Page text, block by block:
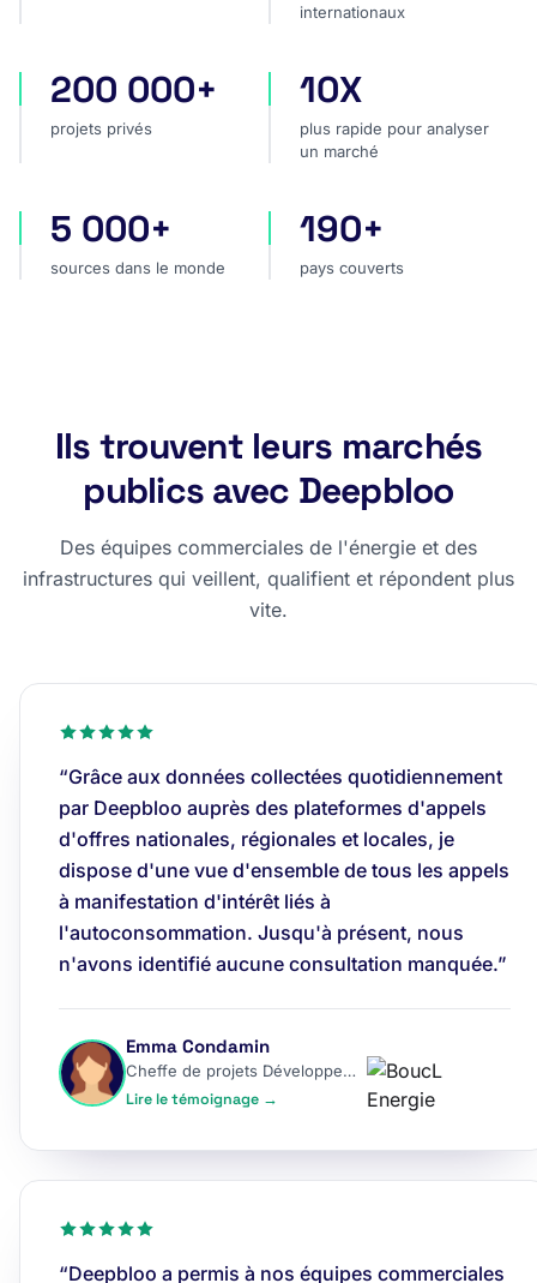
internationaux
projets privés
200 000+
projets privés
plus rapide pour analyser
10X
plus rapide pour analyser
un marché
sources dans le monde
5 000+
sources dans le monde
pays couverts
190+
pays couverts
Ils trouvent leurs marchés
publics avec Deepbloo
Des équipes commerciales de l'énergie et des
infrastructures qui veillent, qualifient et répondent plus
vite.
“Grâce aux données collectées quotidiennement
par Deepbloo auprès des plateformes d'appels
d'offres nationales, régionales et locales, je
dispose d'une vue d'ensemble de tous les appels
à manifestation d'intérêt liés à
l'autoconsommation. Jusqu'à présent, nous
n'avons identifié aucune consultation manquée.”
Emma Condamin
Cheffe de projets Développement
Lire le témoignage →
“Deepbloo a permis à nos équipes commerciales